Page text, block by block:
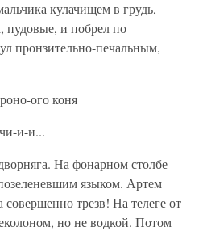
кулачищем в грудь,
пудовые, и побрел по
пронзительно-печальным,
ого коня
и-и...
На фонарном столбе
языком. Артем
трезв! На телеге от
но не водкой. Потом